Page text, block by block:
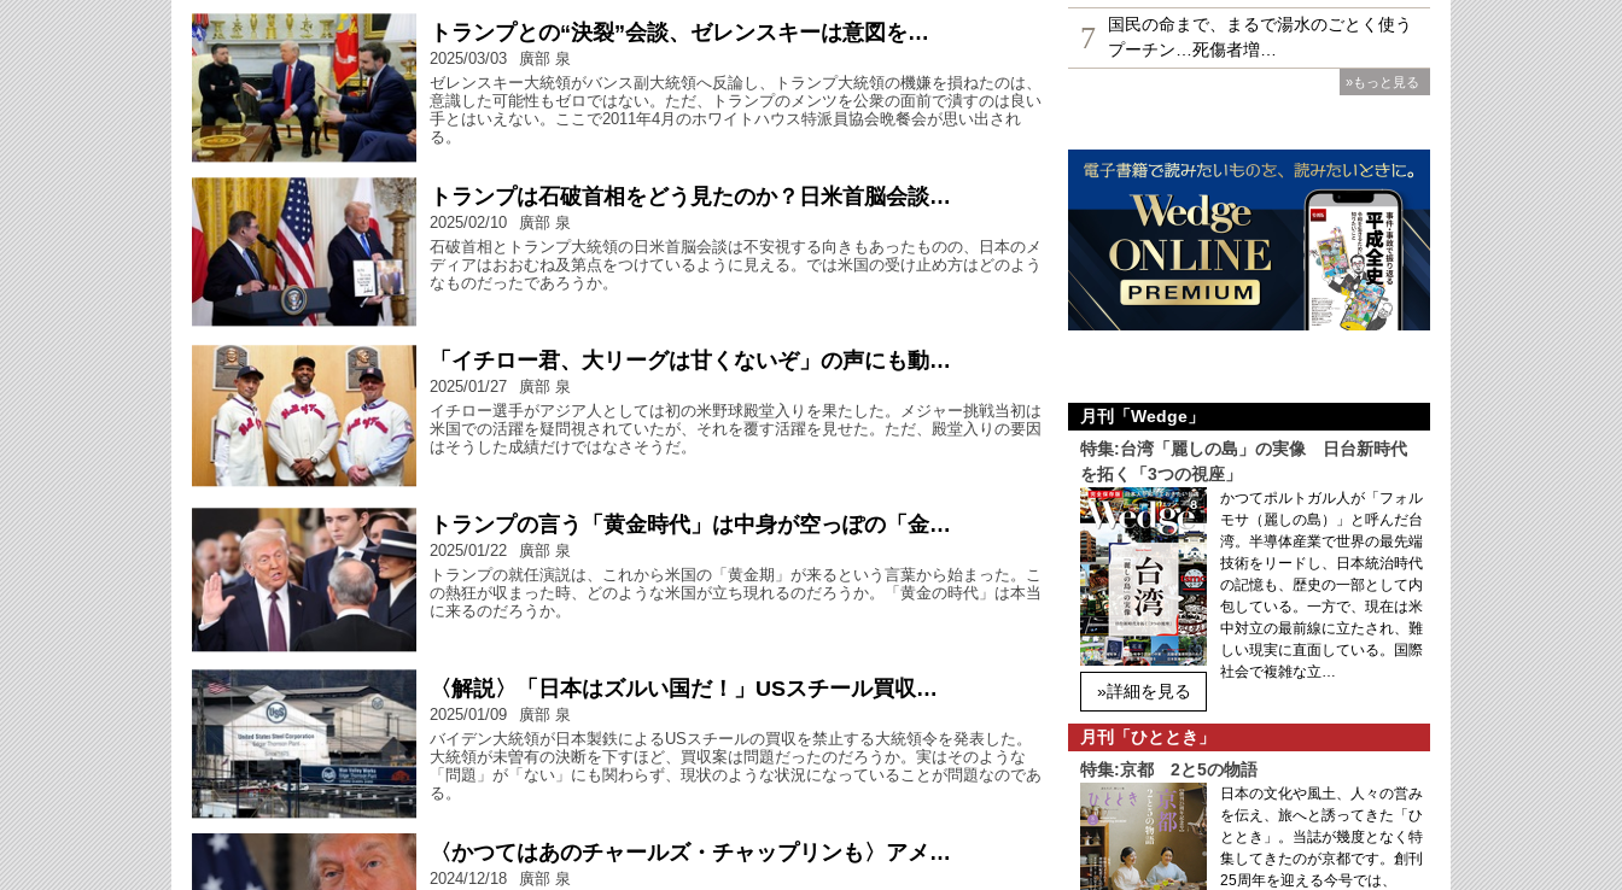
トランプとの“決裂”会談、ゼレンスキーは意図を…
2025/03/03
廣部 泉
ゼレンスキー大統領がバンス副大統領へ反論し、トランプ大統領の機嫌を損ねたのは、
意識した可能性もゼロではない。ただ、トランプのメンツを公衆の面前で潰すのは良い
手とはいえない。ここで2011年4月のホワイトハウス特派員協会晩餐会が思い出され
る。
トランプは石破首相をどう見たのか？日米首脳会談…
2025/02/10
廣部 泉
石破首相とトランプ大統領の日米首脳会談は不安視する向きもあったものの、日本のメ
ディアはおおむね及第点をつけているように見える。では米国の受け止め方はどのよう
なものだったであろうか。
「イチロー君、大リーグは甘くないぞ」の声にも動…
2025/01/27
廣部 泉
イチロー選手がアジア人としては初の米野球殿堂入りを果たした。メジャー挑戦当初は
米国での活躍を疑問視されていたが、それを覆す活躍を見せた。ただ、殿堂入りの要因
はそうした成績だけではなさそうだ。
トランプの言う「黄金時代」は中身が空っぽの「金…
2025/01/22
廣部 泉
トランプの就任演説は、これから米国の「黄金期」が来るという言葉から始まった。こ
の熱狂が収まった時、どのような米国が立ち現れるのだろうか。「黄金の時代」は本当
に来るのだろうか。
〈解説〉「日本はズルい国だ！」USスチール買収…
2025/01/09
廣部 泉
バイデン大統領が日本製鉄によるUSスチールの買収を禁止する大統領令を発表した。
大統領が未曽有の決断を下すほど、買収案は問題だったのだろうか。実はそのような
「問題」が「ない」にも関わらず、現状のような状況になっていることが問題なのであ
る。
〈かつてはあのチャールズ・チャップリンも〉アメ…
2024/12/18
廣部 泉
7
国民の命まで、まるで湯水のごとく使う
プーチン…死傷者増…
»もっと見る
月刊「Wedge」
特集:台湾「麗しの島」の実像 日台新時代
を拓く「3つの視座」
»詳細を見る
かつてポルトガル人が「フォル
モサ（麗しの島）」と呼んだ台
湾。半導体産業で世界の最先端
技術をリードし、日本統治時代
の記憶も、歴史の一部として内
包している。一方で、現在は米
中対立の最前線に立たされ、難
しい現実に直面している。国際
社会で複雑な立…
月刊「ひととき」
特集:京都 2と5の物語
日本の文化や風土、人々の営み
を伝え、旅へと誘ってきた「ひ
ととき」。当誌が幾度となく特
集してきたのが京都です。創刊
25周年を迎える今号では、